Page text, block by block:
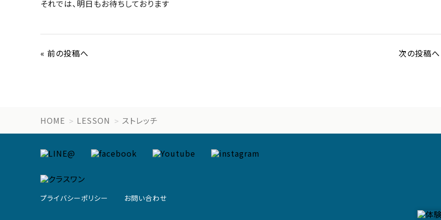
それでは、明日もお待ちしております
« 前の投稿へ 次の投稿
HOME LESSON ストレッチ
プライバシーポリシー お問い合わせ